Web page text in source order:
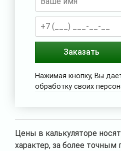
Заказать
Нажимая кнопку, Вы
обработку своих
Цены в калькуляторе
характер, за более